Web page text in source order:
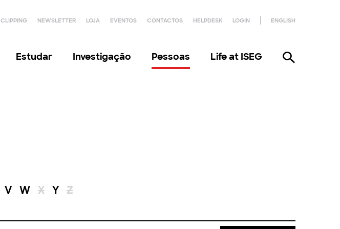
CLIPPING NEWSLETTER LOJA EVENTOS CONTACTOS HELPDESK LOGIN ENGLISH
Estudar Investigação Pessoas Life at ISEG
V W X Y Z